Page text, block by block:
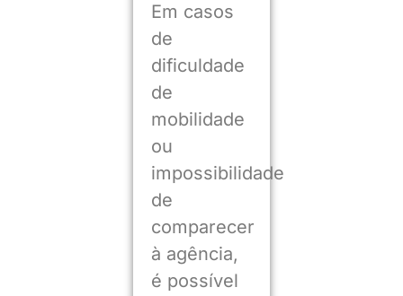
Em casos
de
dificuldade
de
mobilidade
ou
impossibilidade
de
comparecer
à agência,
é possível